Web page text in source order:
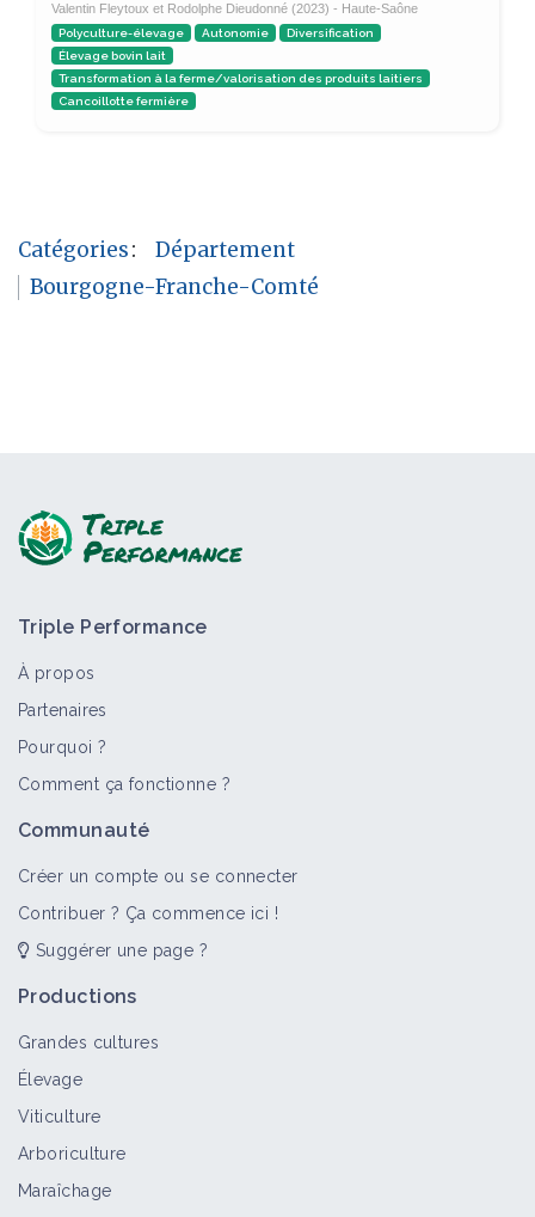
Valentin Fleytoux et Rodolphe Dieudonné (2023) - Haute-Saône
Polyculture-élevage Autonomie
Diversification
Élevage bovin lait
Transformation à la ferme/valorisation des produits laitiers
Cancoillotte fermière
Catégories:
Département
Bourgogne-Franche-Comté
Triple Performance
À propos
Partenaires
Pourquoi ?
Comment ça fonctionne ?
Communauté
Créer un compte ou se connecter
Contribuer ? Ça commence ici !
Suggérer une page ?
Productions
Grandes cultures
Élevage
Viticulture
Arboriculture
Maraîchage